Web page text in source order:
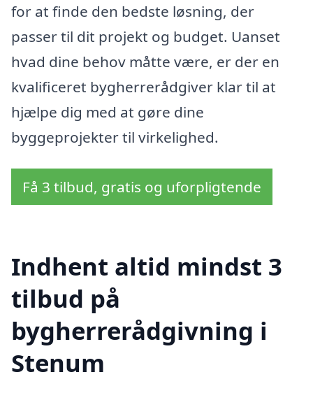
for at finde den bedste løsning, der
passer til dit projekt og budget. Uanset
hvad dine behov måtte være, er der en
kvalificeret bygherrerådgiver klar til at
hjælpe dig med at gøre dine
byggeprojekter til virkelighed.
Få 3 tilbud, gratis og uforpligtende
Indhent altid mindst 3
tilbud på
bygherrerådgivning i
Stenum